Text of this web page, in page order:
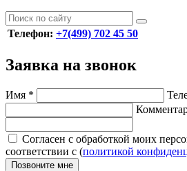
Телефон: +7(499) 702 45 50
Заявка на звонок
Имя *
Согласен с обработкой моих
соответствии с (политикой
Позвоните мне